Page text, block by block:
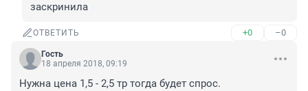
заскринила
ОТВЕТИТЬ +0 –0
Гость
18 апреля 2018, 09:19
Нужна цена 1,5 - 2,5 тр тогда будет спрос.